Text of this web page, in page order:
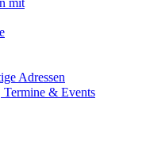
Adressen
& Events